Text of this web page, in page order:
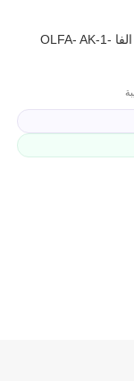
مشرط قلم مع غيار الفا OLFA- AK-1-